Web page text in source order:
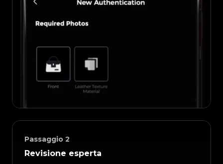
Passaggio 2
Revisione esperta